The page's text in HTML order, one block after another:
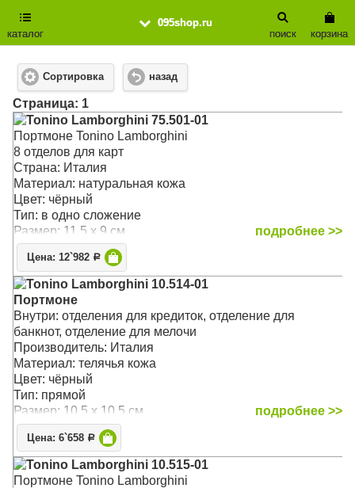
095shop.ru
каталог
корзина
поиск
Сортировка назад
Cтраница: 1
Tonino Lamborghini 75.501-01
Портмоне Tonino Lamborghini
8 отделов для карт
Страна: Италия
Материал: натуральная кожа
Цвет: чёрный
Тип: в одно сложение
Размер: 11.5 x 9 см
подробнее >>
Цена: 12`982 Р
Tonino Lamborghini 10.514-01
Портмоне
Внутри: отделения для кредиток, отделение для
банкнот, отделение для мелочи
Производитель: Италия
Материал: телячья кожа
Цвет: чёрный
Тип: прямой
Размер: 10.5 x 10.5 см
подробнее >>
Цена: 6`658 Р
Tonino Lamborghini 10.515-01
Портмоне Tonino Lamborghini